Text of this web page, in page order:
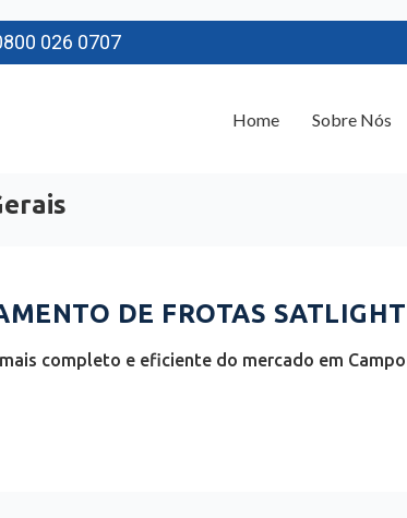
026 0707
DE FROTAS
completo e eficiente do mercado em